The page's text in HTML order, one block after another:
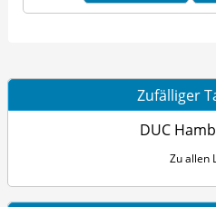
Zufälliger
DUC
Zu allen